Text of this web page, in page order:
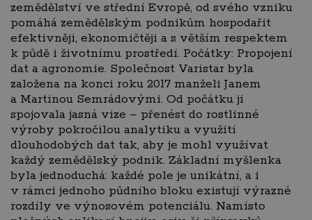
zemědělství ve střední Evropě, od svého vzniku
pomáhá zemědělským podnikům hospodařit
efektivněji, ekonomičtěji a s větším respektem
k půdě i životnímu prostředí. Počátky: Propojení
dat a agronomie. Společnost Varistar byla
založena na konci roku 2017 manželi Janem
a Martinou Semrádovými. Od počátku ji
spojovala jasná vize – přenést do rostlinné
výroby pokročilou analytiku a využití
dlouhodobých dat tak, aby je mohl využívat
každý zemědělský podnik. Základní myšlenka
byla jednoduchá: každé pole je unikátní, a i
v rámci jednoho půdního bloku existují výrazné
rozdíly ve výnosovém potenciálu. Namísto